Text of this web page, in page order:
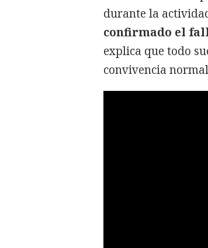
durante la
confirmado el
explica que todo
convivencia